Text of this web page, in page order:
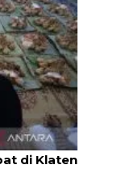
di Klaten